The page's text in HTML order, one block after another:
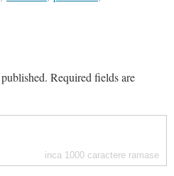
Required fields are
inca 1000 caractere ramase